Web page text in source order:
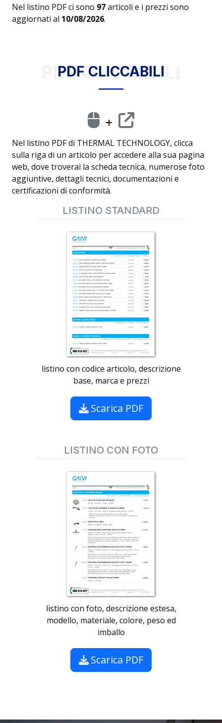
Nel listino PDF ci sono 97articoli e i prezzi sono
aggiornati al 10/08/2026.
PDF CLICCABILI
PDF CLICCABILI
Nel listino PDF di THERMAL TECHNOLOGY, clicca
sulla riga di un articolo per accedere alla sua pagina
web, dove troverai la scheda tecnica, numerose foto
aggiuntive, dettagli tecnici, documentazioni e
certificazioni di conformità.
LISTINO STANDARD
listino con codice articolo, descrizione
base, marca e prezzi
Scarica PDF
LISTINO CON FOTO
listino con foto, descrizione estesa,
modello, materiale, colore, peso ed
imballo
Scarica PDF